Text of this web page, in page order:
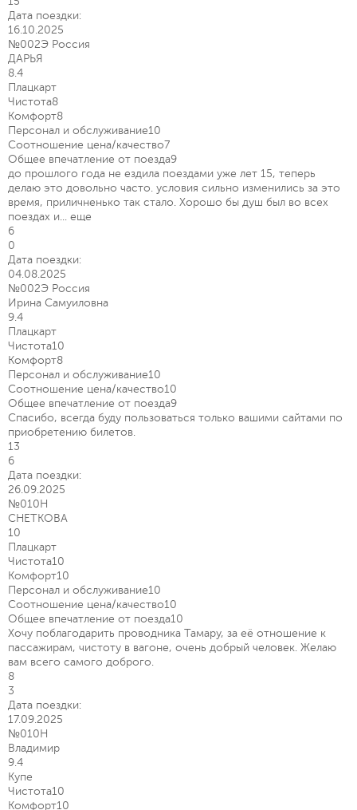
Дата поездки:
16.10.2025
№002Э Россия
ДАРЬЯ
8.4
Плацкарт
Чистота8
Комфорт8
Персонал и обслуживание10
Соотношение цена/качество7
Общее впечатление от поезда9
до прошлого года не ездила поездами уже лет 15, теперь
делаю это довольно часто. условия сильно изменились за это
время, приличненько так стало. Хорошо бы душ был во всех
поездах и... еще
6
0
Дата поездки:
04.08.2025
№002Э Россия
Ирина Самуиловна
9.4
Плацкарт
Чистота10
Комфорт8
Персонал и обслуживание10
Соотношение цена/качество10
Общее впечатление от поезда9
Спасибо, всегда буду пользоваться только вашими сайтами по
приобретению билетов.
13
6
Дата поездки:
26.09.2025
№010Н
СНЕТКОВА
10
Плацкарт
Чистота10
Комфорт10
Персонал и обслуживание10
Соотношение цена/качество10
Общее впечатление от поезда10
Хочу поблагодарить проводника Тамару, за её отношение к
пассажирам, чистоту в вагоне, очень добрый человек. Желаю
вам всего самого доброго.
8
3
Дата поездки:
17.09.2025
№010Н
Владимир
9.4
Купе
Чистота10
Комфорт10